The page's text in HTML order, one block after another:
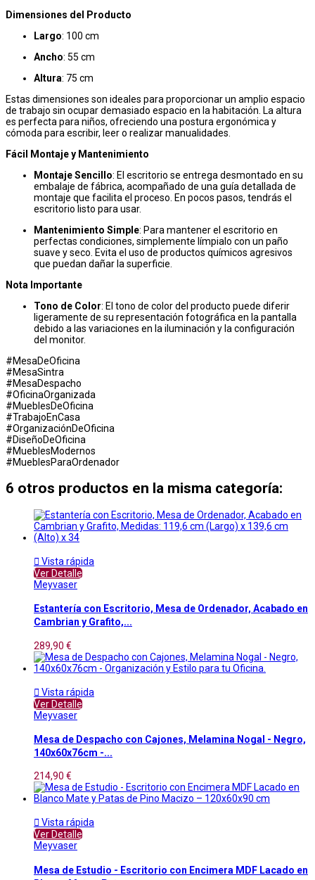
Dimensiones del Producto
Largo: 100 cm
Ancho: 55 cm
Altura: 75 cm
Estas dimensiones son ideales para proporcionar un amplio espacio
de trabajo sin ocupar demasiado espacio en la habitación. La altura
es perfecta para niños, ofreciendo una postura ergonómica y
cómoda para escribir, leer o realizar manualidades.
Fácil Montaje y Mantenimiento
Montaje Sencillo: El escritorio se entrega desmontado en su
embalaje de fábrica, acompañado de una guía detallada de
montaje que facilita el proceso. En pocos pasos, tendrás el
escritorio listo para usar.
Mantenimiento Simple: Para mantener el escritorio en
perfectas condiciones, simplemente límpialo con un paño
suave y seco. Evita el uso de productos químicos agresivos
que puedan dañar la superficie.
Nota Importante
Tono de Color: El tono de color del producto puede diferir
ligeramente de su representación fotográfica en la pantalla
debido a las variaciones en la iluminación y la configuración
del monitor.
#MesaDeOficina
#MesaSintra
#MesaDespacho
#OficinaOrganizada
#MueblesDeOficina
#TrabajoEnCasa
#OrganizaciónDeOficina
#DiseñoDeOficina
#MueblesModernos
#MueblesParaOrdenador
6 otros productos en la misma categoría:
 Vista rápida
Ver Detalle
Meyvaser
Estantería con Escritorio, Mesa de Ordenador, Acabado en
Cambrian y Grafito,...
289,90 €
 Vista rápida
Ver Detalle
Meyvaser
Mesa de Despacho con Cajones, Melamina Nogal - Negro,
140x60x76cm -...
214,90 €
 Vista rápida
Ver Detalle
Meyvaser
Mesa de Estudio - Escritorio con Encimera MDF Lacado en